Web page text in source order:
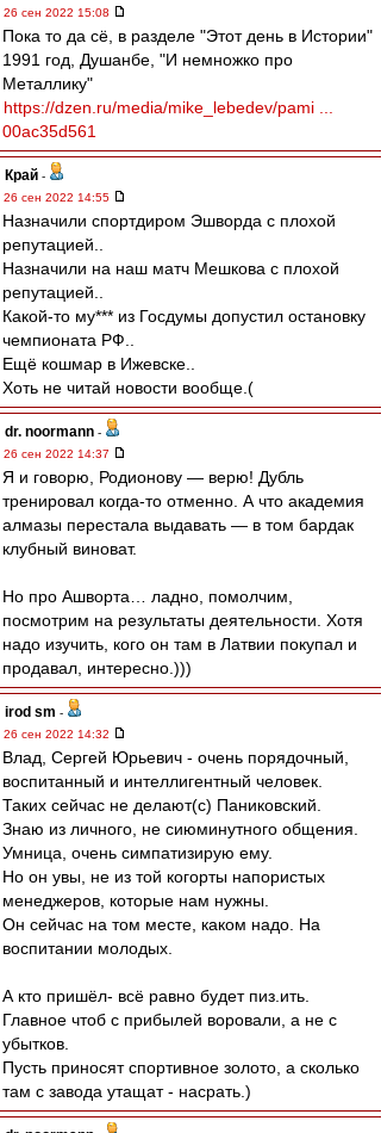
26 сен 2022 15:08
Пока то да сё, в разделе "Этот день в Истории"
1991 год, Душанбе, "И немножко про
Металлику"
https://dzen.ru/media/mike_lebedev/pami ...
00ac35d561
Край -
26 сен 2022 14:55
Назначили спортдиром Эшворда с плохой
репутацией..
Назначили на наш матч Мешкова с плохой
репутацией..
Какой-то му*** из Госдумы допустил остановку
чемпионата РФ..
Ещё кошмар в Ижевске..
Хоть не читай новости вообще.(
dr. noormann -
26 сен 2022 14:37
Я и говорю, Родионову — верю! Дубль
тренировал когда-то отменно. А что академия
алмазы перестала выдавать — в том бардак
клубный виноват.
Но про Ашворта… ладно, помолчим,
посмотрим на результаты деятельности. Хотя
надо изучить, кого он там в Латвии покупал и
продавал, интересно.)))
irod sm -
26 сен 2022 14:32
Влад, Сергей Юрьевич - очень порядочный,
воспитанный и интеллигентный человек.
Таких сейчас не делают(с) Паниковский.
Знаю из личного, не сиюминутного общения.
Умница, очень симпатизирую ему.
Но он увы, не из той когорты напористых
менеджеров, которые нам нужны.
Он сейчас на том месте, каком надо. На
воспитании молодых.
А кто пришёл- всё равно будет пиз.ить.
Главное чтоб с прибылей воровали, а не с
убытков.
Пусть приносят спортивное золото, а сколько
там с завода утащат - насрать.)